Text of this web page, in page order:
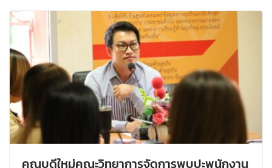
คณบดีใหม่คณะวิทยาการจัดการพบปะพนักงาน